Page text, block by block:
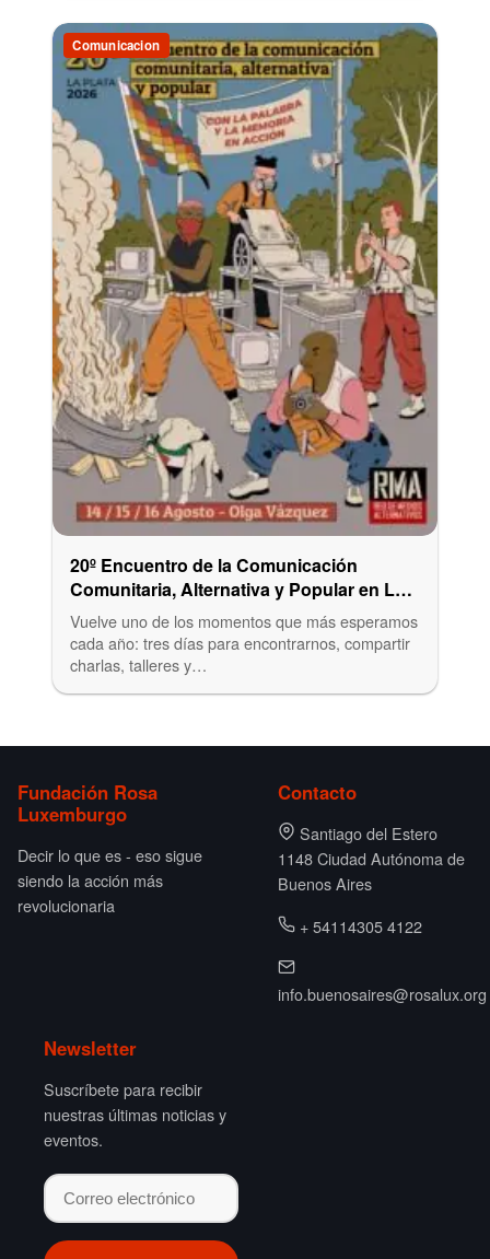
Comunicacion
20º Encuentro de la Comunicación
Comunitaria, Alternativa y Popular en La
Plata
Vuelve uno de los momentos que más esperamos
cada año: tres días para encontrarnos, compartir
charlas, talleres y…
Fundación Rosa
Luxemburgo
Decir lo que es - eso sigue
siendo la acción más
revolucionaria
Contacto
Santiago del Estero
1148 Ciudad Autónoma de
Buenos Aires
+ 54114305 4122
info.buenosaires@rosalux.org
Newsletter
Suscríbete para recibir
nuestras últimas noticias y
eventos.